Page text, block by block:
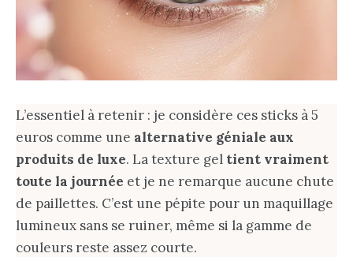
L’essentiel à retenir : je considère ces sticks à 5
euros comme une alternative géniale aux
produits de luxe. La texture gel tient vraiment
toute la journée et je ne remarque aucune chute
de paillettes. C’est une pépite pour un maquillage
lumineux sans se ruiner, même si la gamme de
couleurs reste assez courte.